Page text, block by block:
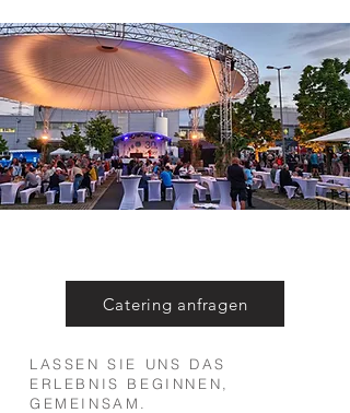
Catering anfragen
LASSEN SIE UNS DAS
ERLEBNIS BEGINNEN,
GEMEINSAM.